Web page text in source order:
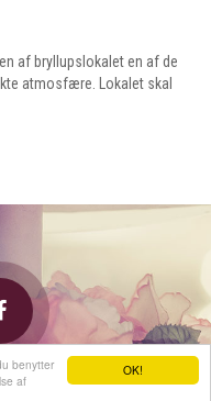
OK!
benytter
af
af bryllupslokalet en af de
atmosfære. Lokalet skal